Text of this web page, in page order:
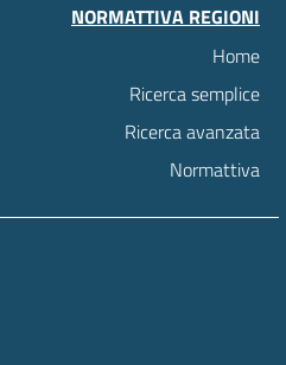
NORMATTIVA REGIONI
Home
Ricerca semplice
Ricerca avanzata
Normattiva